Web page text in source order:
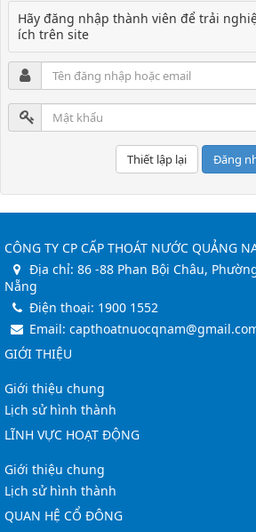
Hãy đăng nhập thành viên để trải
ích trên site
Đăng
CÔNG TY CP CẤP THOÁT NƯỚC QUẢNG
Địa chỉ: 86 -88 Phan Bội Châu,
Nẵng
Điện thoại: 1900 1552
Email:
GIỚI THIỆU
Giới thiệu chung
Lịch sử hình thành
LĨNH VỰC HOẠT ĐỘNG
Giới thiệu chung
Lịch sử hình thành
QUAN HỆ CỔ ĐÔNG